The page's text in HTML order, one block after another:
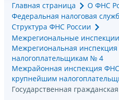
Главная страница
О ФНС
Федеральная налоговая
Структура ФНС России
Межрегиональные
Межрегиональная
налогоплательщикам № 4
Межрайонная инспекция
крупнейшим
Государственная